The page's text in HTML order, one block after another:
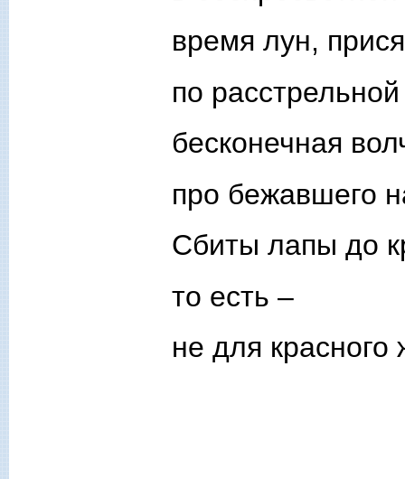
время лун,
по
бесконечная
про бежавшего
Сбиты лапы до
то есть –
не для